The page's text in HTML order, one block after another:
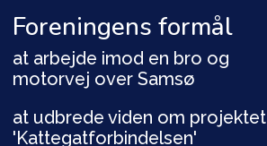
Foreningens formål
at arbejde imod en bro og
motorvej over Samsø
at udbrede viden om projektet
'Kattegatforbindelsen'